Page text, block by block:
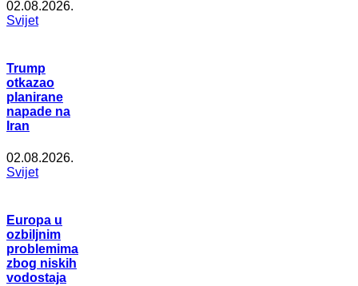
02.08.2026.
Svijet
Trump
otkazao
planirane
napade na
Iran
02.08.2026.
Svijet
Europa u
ozbiljnim
problemima
zbog niskih
vodostaja